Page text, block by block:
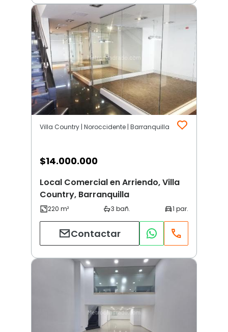
Villa Country | Noroccidente | Barranquilla
$14.000.000
Local Comercial en Arriendo, Villa
Country, Barranquilla
Contactar